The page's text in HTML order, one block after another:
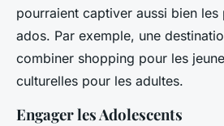
pourraient captiver aussi bien les
ados. Par exemple, une
combiner shopping pour les
culturelles pour les adultes.
Engager les Adolescents